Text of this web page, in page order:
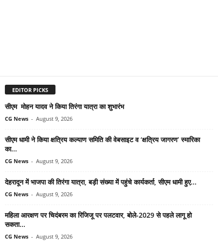
EDITOR PICKS
सीएम मोहन यादव ने किया तिरंगा यात्रा का शुभारंभ
CG News - August 9, 2026
सीएम धामी ने किया क्षत्रिय कल्याण समिति की वेबसाइट व ‘क्षत्रिय जागरण’ स्मारिका
का...
CG News - August 9, 2026
देहरादून में भाजपा की तिरंगा यात्रा, बड़ी संख्या में पहुंचे कार्यकर्ता, सीएम धामी हुए...
CG News - August 9, 2026
महिला आरक्षण पर चिदंबरम का रिजिजू पर पलटवार, बोले-2029 से पहले लागू हो
सकता...
CG News - August 9, 2026